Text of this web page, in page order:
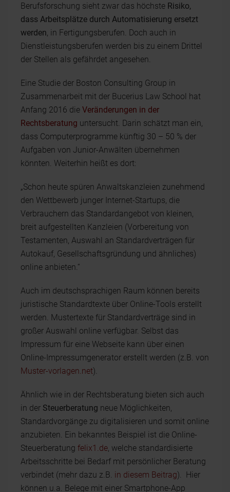
Berufsforschung sieht zwar das höchste Risiko,
dass Arbeitsplätze durch Automatisierung ersetzt
werden, in Fertigungsberufen. Doch auch in
Dienstleistungsberufen werden bis zu einem Drittel
der Stellen als gefährdet angesehen.
Eine Studie der Boston Consulting Group in
Zusammenarbeit mit der Bucerius Law School hat
Anfang 2016 die Veränderungen in der
Rechtsberatung untersucht. Darin schätzt man ein,
dass Computerprogramme künftig 30 – 50 % der
Aufgaben von Junior-Anwälten übernehmen
könnten. Weiterhin heißt es dort:
„Schon heute spüren Anwaltskanzleien zunehmend
den Wettbewerb junger Internet-Startups, die
Verbrauchern das Standardangebot von kleinen,
breit aufgestellten Kanzleien (Vorbereitung von
Testamenten, Auswahl an Standardverträgen für
Autokauf, Gesellschaftsgründung und ähnliches)
online anbieten.“
Auch im deutschsprachigen Raum können bereits
juristische Standardtexte über Online-Tools erstellt
werden. Mustertexte für Standardverträge sind in
großer Auswahl online verfügbar. Selbst das
Impressum für eine Webseite kann über einen
Online-Impressumgenerator erstellt werden (z.B. von
Muster-vorlagen.net).
Ähnlich wie in der Rechtsberatung bieten sich auch
in der Steuerberatung neue Möglichkeiten,
Standardvorgänge zu digitalisieren und somit online
anzubieten. Ein bekanntes Beispiel ist die Online-
Steuerberatung felix1.de, welche standardisierte
Arbeitsschritte bei Bedarf mit persönlicher Beratung
verbindet (mehr dazu z.B. in diesem Beitrag). Hier
können u.a. Belege mit einer Smartphone-App